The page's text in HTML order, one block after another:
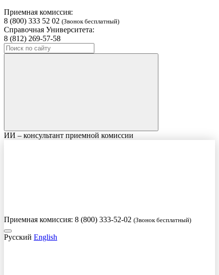
Приемная комиссия:
8 (800) 333 52 02 (Звонок бесплатный)
Справочная Университета:
8 (812) 269-57-58
ИИ – консультант приемной комиссии
Приемная комиссия: 8 (800) 333-52-02 (Звонок бесплатный)
Русский English